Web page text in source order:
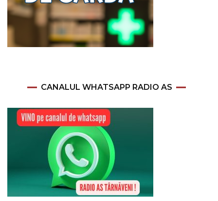
CANALUL WHATSAPP RADIO AS